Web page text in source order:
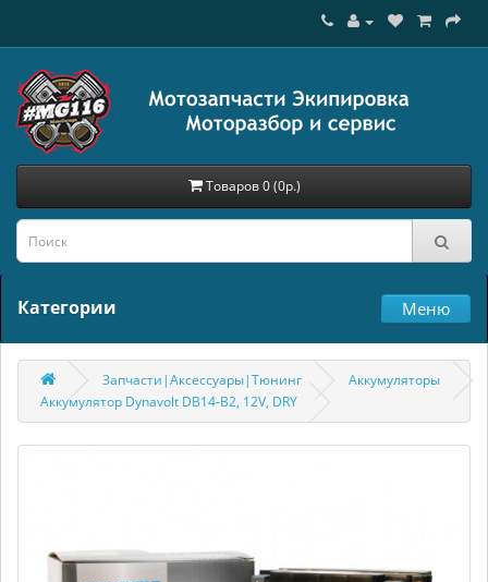
Товаров 0 (0р.)
Категории Меню
Запчасти|Аксессуары|Тюнинг
Аккумуляторы
Аккумулятор Dynavolt DB14-B2, 12V, DRY